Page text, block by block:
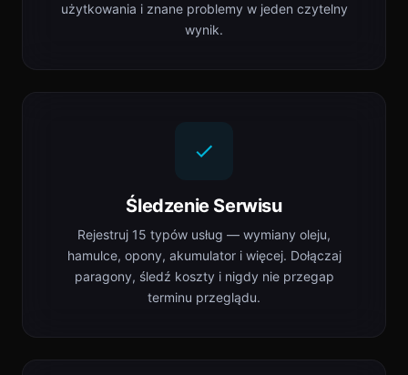
użytkowania i znane problemy w jeden czytelny
wynik.
Śledzenie Serwisu
Rejestruj 15 typów usług — wymiany oleju,
hamulce, opony, akumulator i więcej. Dołączaj
paragony, śledź koszty i nigdy nie przegap
terminu przeglądu.